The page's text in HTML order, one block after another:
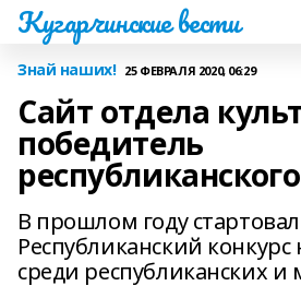
Кугарчинские вести
Знай наших! 25 ФЕВРАЛЯ 2020, 06:29
Сайт отдела
победитель
В прошлом году стартовал
Республиканский
среди республиканских